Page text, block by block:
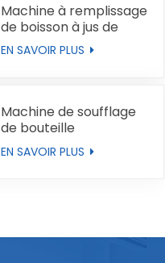
Machine à remplissage
de boisson à jus de
boucles de type brique
EN SAVOIR PLUS
Machine de soufflage
de bouteille
entièrement
automatique
EN SAVOIR PLUS